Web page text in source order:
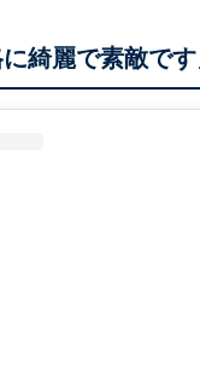
に綺麗で素敵で